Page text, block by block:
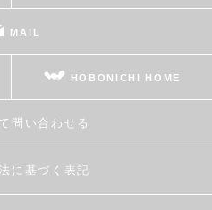
MAIL
HOBONICHI HOME
問い合わせる
に基づく表記